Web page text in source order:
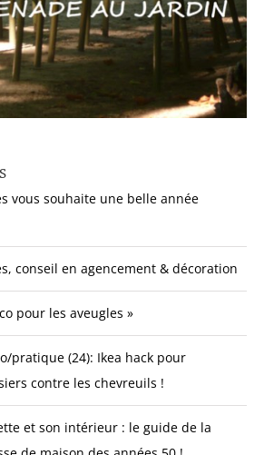
vous souhaite une belle année
conseil en agencement & décoration
pour les aveugles »
pratique (24): Ikea hack pour
contre les chevreuils !
et son intérieur : le guide de la